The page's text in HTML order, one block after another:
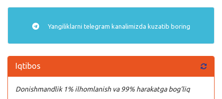
Yangiliklarni telegram kanalimizda kuzatib boring
Iqtibos
Donishmandlik 1% ilhomlanish va 99% harakatga bog’liq